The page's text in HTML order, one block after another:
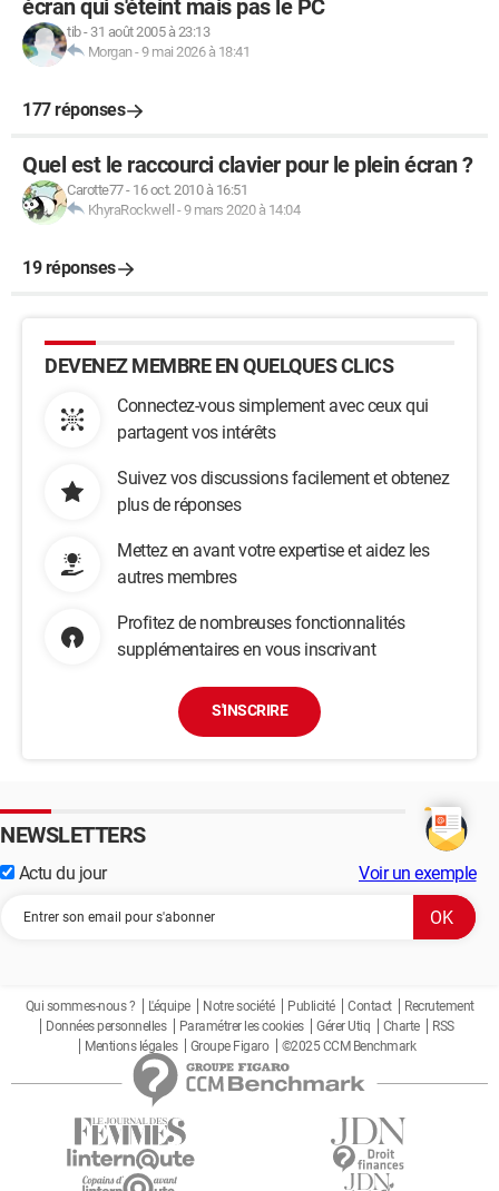
écran qui s'éteint mais pas le PC
tib- 31 août 2005 à 23:13
Morgan-9 mai 2026 à 18:41
177 réponses
Quel est le raccourci clavier pour le plein écran ?
Carotte77- 16 oct. 2010 à 16:51
KhyraRockwell -9 mars 2020 à 14:04
19 réponses
DEVENEZ MEMBRE EN QUELQUES CLICS
Connectez-vous simplement avec ceux qui
partagent vos intérêts
Suivez vos discussions facilement et obtenez
plus de réponses
Mettez en avant votre expertise et aidez les
autres membres
Profitez de nombreuses fonctionnalités
supplémentaires en vous inscrivant
S'INSCRIRE
NEWSLETTERS
Actu du jour Voir un exemple
Qui sommes-nous ? L'équipe Notre société Publicité Contact
Recrutement
Données personnelles
Paramétrer les cookies Gérer Utiq Charte
RSS
Mentions légales
Groupe Figaro ©2025 CCM Benchmark